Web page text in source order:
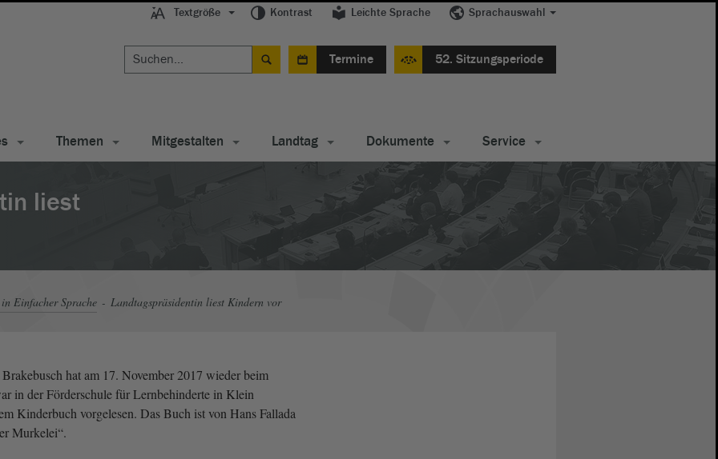
Textgröße Kontrast Leichte Sprache Sprachauswahl
Termine 52. Sitzungsperiode
Themen Mitgestalten Landtag Dokumente Service
liest
Einfacher Sprache Landtagspräsidentin liest Kindern vor
hat am 17. November 2017 wieder beim
in der Förderschule für Lernbehinderte in Klein
Kinderbuch vorgelesen. Das Buch ist von Hans Fallada
Murkelei“.